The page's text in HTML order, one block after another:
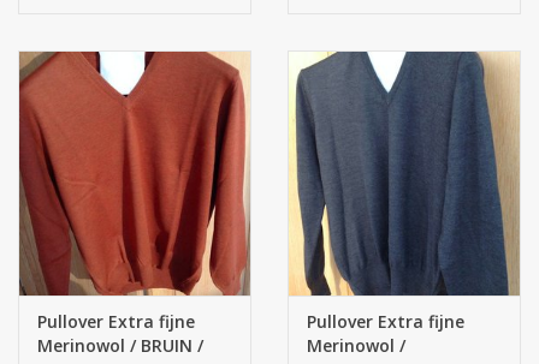
Pullover Extra fijne
Merinowol / BRUIN /
Pullover Extra fijne
Merinowol /